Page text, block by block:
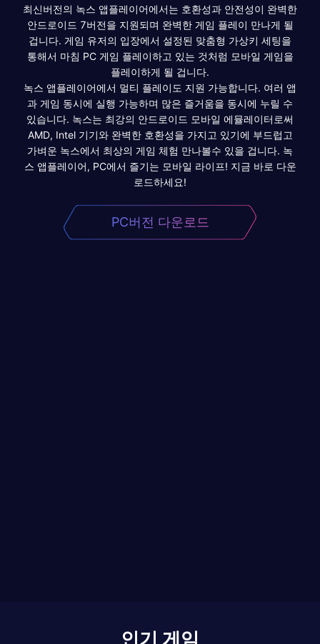
최신버전의 녹스 앱플레이어에서는 호환성과 안전성이 완벽한
안드로이드 7버전을 지원되며 완벽한 게임 플레이 만나게 될
겁니다. 게임 유저의 입장에서 설정된 맞춤형 가상키 세팅을
통해서 마침 PC 게임 플레이하고 있는 것처럼 모바일 게임을
플레이하게 될 겁니다.
녹스 앱플레이어에서 멀티 플레이도 지원 가능합니다. 여러 앱
과 게임 동시에 실행 가능하며 많은 즐거움을 동시에 누릴 수
있습니다. 녹스는 최강의 안드로이드 모바일 에뮬레이터로써
AMD, Intel 기기와 완벽한 호환성을 가지고 있기에 부드럽고
가벼운 녹스에서 최상의 게임 체험 만나볼수 있을 겁니다. 녹
스 앱플레이어, PC에서 즐기는 모바일 라이프! 지금 바로 다운
로드하세요!
PC버전 다운로드
인기 게임